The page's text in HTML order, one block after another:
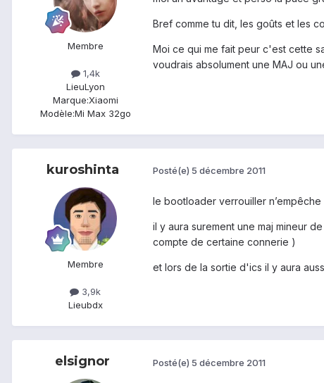
Membre
1,4k
LieuLyon
Marque:Xiaomi
Modèle:Mi Max 32go
Bref comme tu dit, les goûts et les
Moi ce qui me fait peur c'est cette
voudrais absolument une MAJ ou
kuroshinta
Membre
3,9k
Lieubdx
Posté(e) 5 décembre 2011
le bootloader verrouiller
il y aura surement une maj mineur
compte de certaine connerie )
et lors de la sortie d'ics il y aura
elsignor Posté(e) 5 décembre 2011